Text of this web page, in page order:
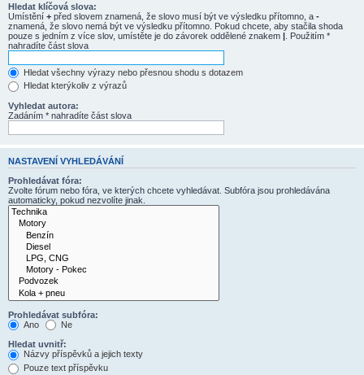
Hledat klíčová slova:
Umístění + před slovem znamená, že slovo musí být ve výsledku přítomno, a -
znamená, že slovo nemá být ve výsledku přítomno. Pokud chcete, aby stačila shoda
pouze s jedním z více slov, umístěte je do závorek oddělené znakem | . Použitím *
nahradíte část slova
Hledat všechny výrazy nebo přesnou shodu s dotazem
Hledat kterýkoliv z výrazů
Vyhledat autora:
Zadáním * nahradíte část slova
NASTAVENÍ VYHLEDÁVÁNÍ
Prohledávat fóra:
Zvolte fórum nebo fóra, ve kterých chcete vyhledávat. Subfóra jsou prohledávána
automaticky, pokud nezvolíte jinak.
Prohledávat subfóra:
Ano
Ne
Hledat uvnitř:
Názvy příspěvků a jejich texty
Pouze text příspěvku